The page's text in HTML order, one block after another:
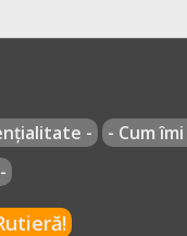
la art. 6 alin. (6) și
a vehiculului
-
- Cum